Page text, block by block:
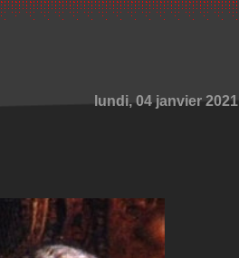
lundi, 04 janvier 2021